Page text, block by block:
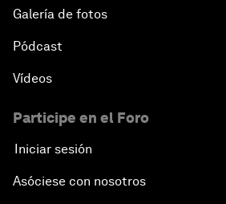
Galería de fotos
Pódcast
Vídeos
Participe en el Foro
Iniciar sesión
Asóciese con nosotros